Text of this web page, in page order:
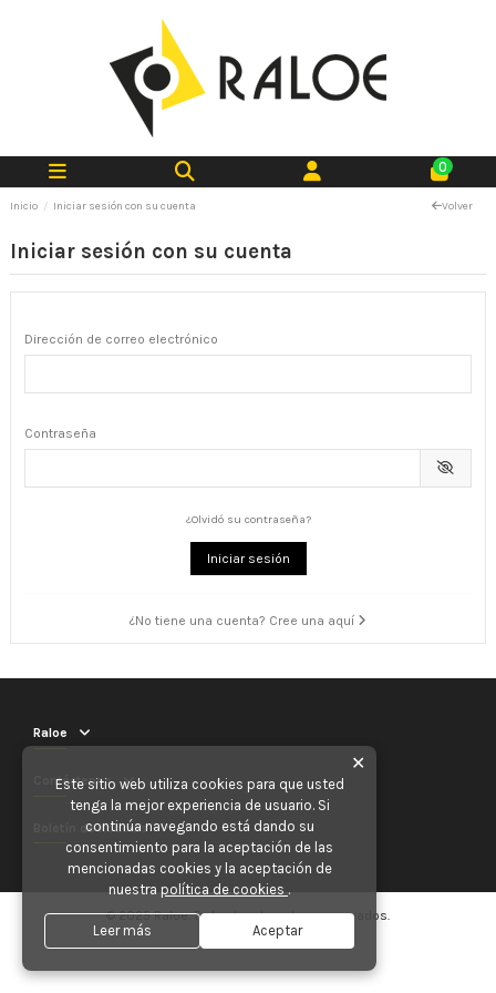
0
Inicio Iniciar sesión con su cuenta Volver
Iniciar sesión con su cuenta
Dirección de correo electrónico
Contraseña
¿Olvidó su contraseña?
Iniciar sesión
¿No tiene una cuenta? Cree una aquí
Raloe
Contáctenos
Boletín de noticias
© 2025 Raloe. Todos los derechos reservados.
✕
Este sitio web utiliza cookies para que usted
tenga la mejor experiencia de usuario. Si
continúa navegando está dando su
consentimiento para la aceptación de las
mencionadas cookies y la aceptación de
nuestra política de cookies .
Leer más Aceptar